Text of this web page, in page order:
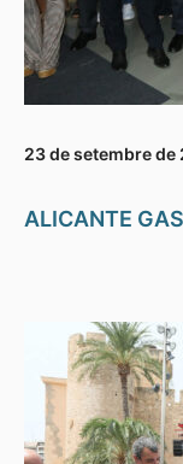
23 de setembre de
ALICANTE